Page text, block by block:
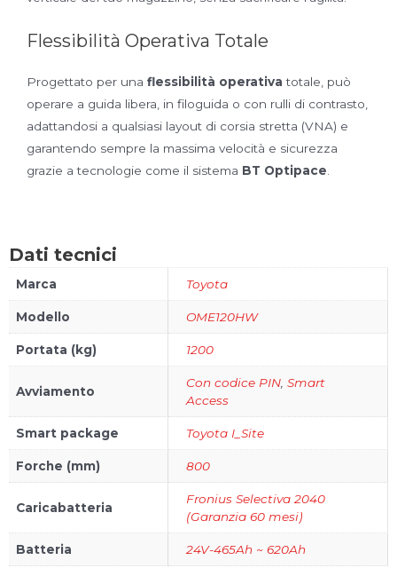
Flessibilità Operativa Totale
Progettato per una flessibilità operativa totale, può
operare a guida libera, in filoguida o con rulli di contrasto,
adattandosi a qualsiasi layout di corsia stretta (VNA) e
garantendo sempre la massima velocità e sicurezza
grazie a tecnologie come il sistema BT Optipace.
Dati tecnici
Marca Toyota
Modello OME120HW
Portata (kg) 1200
Avviamento
Con codice PIN Smart
Access
Smart package Toyota I_Site
Forche (mm) 800
Caricabatteria
Fronius Selectiva 2040
(Garanzia 60 mesi)
Batteria 24V-465Ah ~ 620Ah